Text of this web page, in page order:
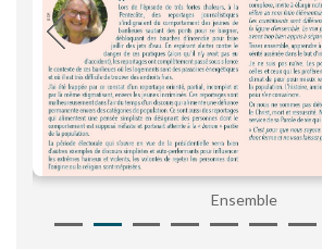
Ensemble